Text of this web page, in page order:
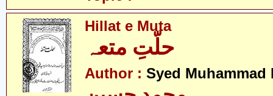
Hillat e Muta
حلّتِ متعہ
Author : Syed Muhammad